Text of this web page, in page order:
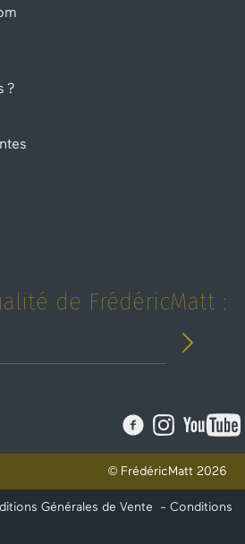
?
de FrédéricMatt :
© FrédéricMatt 2026
Générales de Vente - Conditions